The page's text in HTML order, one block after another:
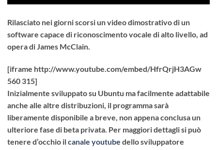
Rilasciato nei giorni scorsi un video dimostrativo di un
software capace di riconoscimento vocale di alto livello, ad
opera di James McClain.
[iframe http://www.youtube.com/embed/HfrQrjH3AGw
560 315]
Inizialmente sviluppato su Ubuntu ma facilmente adattabile
anche alle altre distribuzioni, il programma sarà
liberamente disponibile a breve, non appena conclusa un
ulteriore fase di beta privata. Per maggiori dettagli si può
tenere d’occhio ilcanale youtube dello sviluppatore